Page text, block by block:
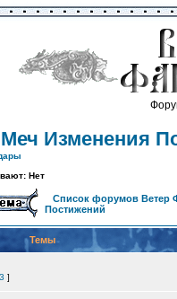
Изменения
Нет
Список форумов Ветер
Постижений
Темы
3 ]